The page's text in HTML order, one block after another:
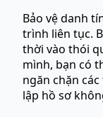
Bảo vệ danh
trình liên tục.
thời vào thói
mình, bạn có
ngăn chặn
lập hồ sơ